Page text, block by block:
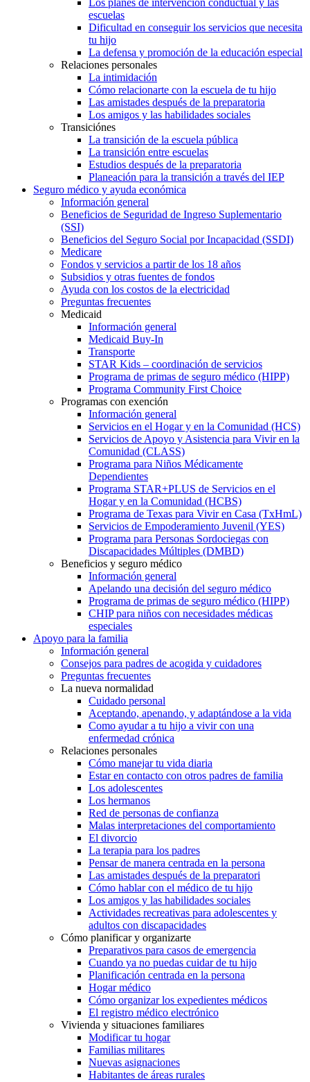
escuelas
Dificultad en conseguir los servicios que necesita
tu hijo
La defensa y promoción de la educación especial
Relaciones personales
La intimidación
Cómo relacionarte con la escuela de tu hijo
Las amistades después de la preparatoria
Los amigos y las habilidades sociales
Transiciónes
La transición de la escuela pública
La transición entre escuelas
Estudios después de la preparatoria
Planeación para la transición a través del IEP
Seguro médico y ayuda económica
Información general
Beneficios de Seguridad de Ingreso Suplementario
(SSI)
Beneficios del Seguro Social por Incapacidad (SSDI)
Medicare
Fondos y servicios a partir de los 18 años
Subsidios y otras fuentes de fondos
Ayuda con los costos de la electricidad
Preguntas frecuentes
Medicaid
Información general
Medicaid Buy-In
Transporte
STAR Kids – coordinación de servicios
Programa de primas de seguro médico (HIPP)
Programa Community First Choice
Programas con exención
Información general
Servicios en el Hogar y en la Comunidad (HCS)
Servicios de Apoyo y Asistencia para Vivir en la
Comunidad (CLASS)
Programa para Niños Médicamente
Dependientes
Programa STAR+PLUS de Servicios en el
Hogar y en la Comunidad (HCBS)
Programa de Texas para Vivir en Casa (TxHmL)
Servicios de Empoderamiento Juvenil (YES)
Programa para Personas Sordociegas con
Discapacidades Múltiples (DMBD)
Beneficios y seguro médico
Información general
Apelando una decisión del seguro médico
Programa de primas de seguro médico (HIPP)
CHIP para niños con necesidades médicas
especiales
Apoyo para la familia
Información general
Consejos para padres de acogida y cuidadores
Preguntas frecuentes
La nueva normalidad
Cuidado personal
Aceptando, apenando, y adaptándose a la vida
Como ayudar a tu hijo a vivir con una
enfermedad crónica
Relaciones personales
Cómo manejar tu vida diaria
Estar en contacto con otros padres de familia
Los adolescentes
Los hermanos
Red de personas de confianza
Malas interpretaciones del comportamiento
El divorcio
La terapia para los padres
Pensar de manera centrada en la persona
Las amistades después de la preparatori
Cómo hablar con el médico de tu hijo
Los amigos y las habilidades sociales
Actividades recreativas para adolescentes y
adultos con discapacidades
Cómo planificar y organizarte
Preparativos para casos de emergencia
Cuando ya no puedas cuidar de tu hijo
Planificación centrada en la persona
Hogar médico
Cómo organizar los expedientes médicos
El registro médico electrónico
Vivienda y situaciones familiares
Modificar tu hogar
Familias militares
Nuevas asignaciones
Habitantes de áreas rurales